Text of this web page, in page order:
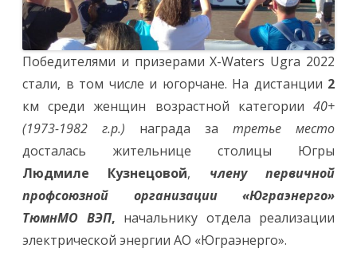
Победителями и призерами X-Waters Ugra 2022
стали, в том числе и югорчане. На дистанции 2
км среди женщин возрастной категории 40+
(1973-1982 г.р.) награда за третье место
досталась жительнице столицы Югры
Людмиле Кузнецовой, члену первичной
профсоюзной организации «Юграэнерго»
ТюмнМО ВЭП, начальнику отдела реализации
электрической энергии АО «Юграэнерго».